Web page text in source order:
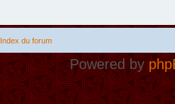
Index du forum
Powered by